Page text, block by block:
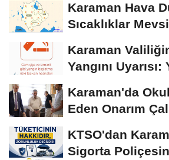
Karaman Hava
Sıcaklıklar
Seyrediyor
Karaman
Yangını Uyarısı:
Karaman'da
Eden Onarım
KTSO'dan
Sigorta